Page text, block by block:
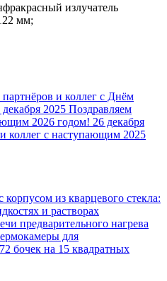
излучатель
мм;
и коллег с Днём
декабря 2025 Поздравляем
2026 годом! 26 декабря
коллег с наступающим 2025
корпусом из кварцевого стекла:
и растворах
предварительного нагрева
для
бочек на 15 квадратных